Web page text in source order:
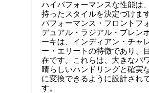
ハイパフォーマンスな性能は
持ったスタイルを決定づけま
パフォーマンス・フロントフ
デュアル・ラジアル・ブレン
ーキは、インディアン・チャ
ー・エリートの特徴であり、
在です。これらは、大きなパ
晴らしいハンドリングと確実
に変換できるように設計され
す。